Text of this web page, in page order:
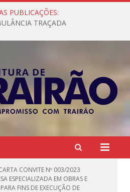
PUBLICAÇÕES:
TRAÇADA
CONVITE Nº 003/2023
ESPECIALIZADA EM OBRAS E
FINS DE EXECUÇÃO DE